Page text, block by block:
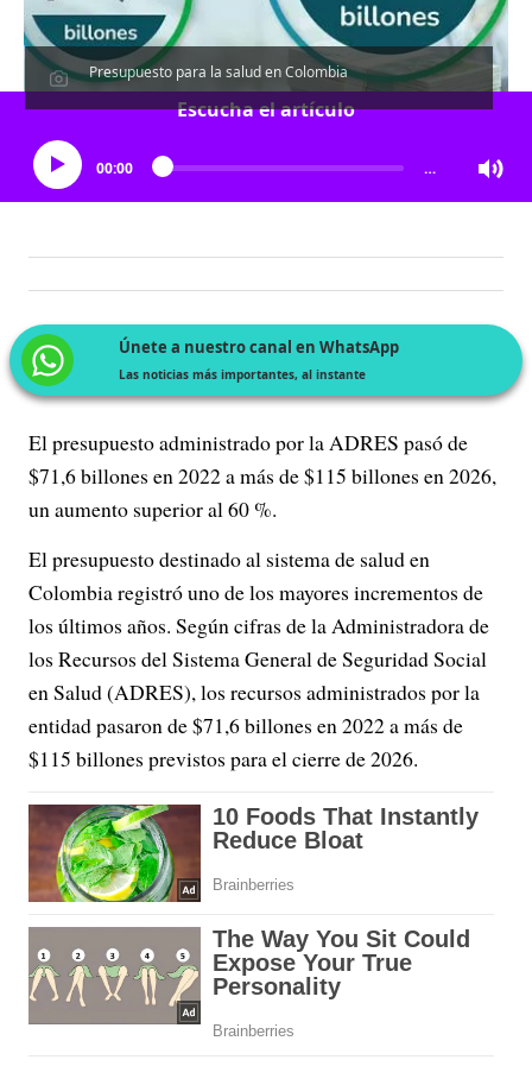
Presupuesto para la salud en Colombia
Escucha el artículo
00:00 …
Únete a nuestro canal en WhatsApp
Las noticias más importantes, al instante
El presupuesto administrado por la ADRES pasó de
$71,6 billones en 2022 a más de $115 billones en 2026,
un aumento superior al 60 %.
El presupuesto destinado al sistema de salud en
Colombia registró uno de los mayores incrementos de
los últimos años. Según cifras de la Administradora de
los Recursos del Sistema General de Seguridad Social
en Salud (ADRES), los recursos administrados por la
entidad pasaron de $71,6 billones en 2022 a más de
$115 billones previstos para el cierre de 2026.